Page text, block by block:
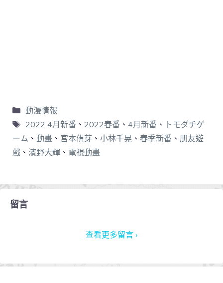
動漫情報
2022 4月新番 、 2022春番 、 4月新番 、 トモダチゲ
ーム 、 動畫 、 宮本侑芽 、 小林千晃 、 春季新番 、 朋友遊
戲 、 濱野大輝 、 電視動畫
留言
查看更多留言 ›